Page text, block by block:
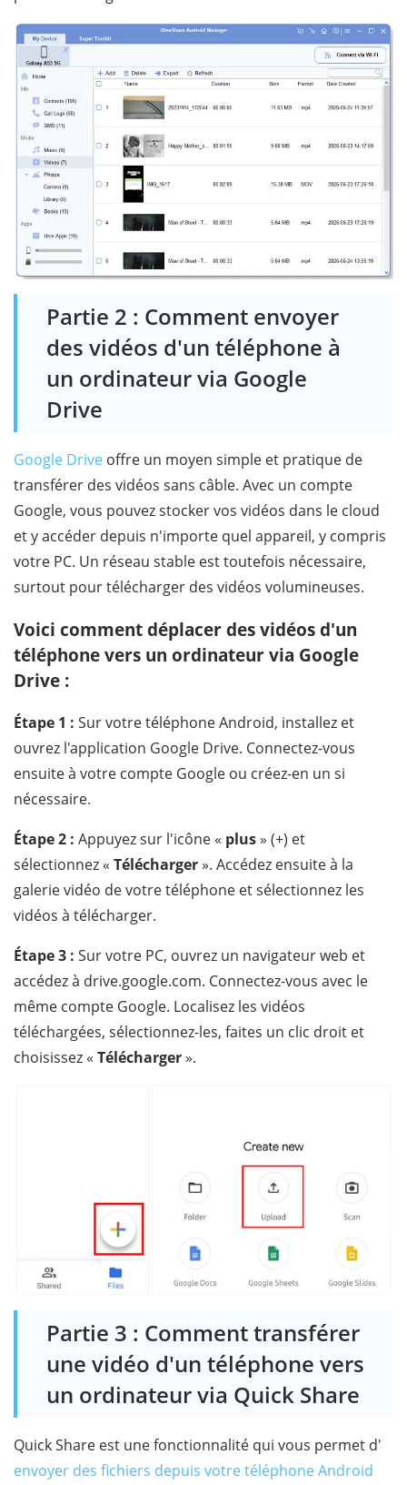
Partie 2 : Comment envoyer
des vidéos d'un téléphone à
un ordinateur via Google
Drive
Google Drive offre un moyen simple et pratique de
transférer des vidéos sans câble. Avec un compte
Google, vous pouvez stocker vos vidéos dans le cloud
et y accéder depuis n'importe quel appareil, y compris
votre PC. Un réseau stable est toutefois nécessaire,
surtout pour télécharger des vidéos volumineuses.
Voici comment déplacer des vidéos d'un
téléphone vers un ordinateur via Google
Drive :
Étape 1 : Sur votre téléphone Android, installez et
ouvrez l'application Google Drive. Connectez-vous
ensuite à votre compte Google ou créez-en un si
nécessaire.
Étape 2 : Appuyez sur l'icône « plus» (+) et
sélectionnez « Télécharger». Accédez ensuite à la
galerie vidéo de votre téléphone et sélectionnez les
vidéos à télécharger.
Étape 3 : Sur votre PC, ouvrez un navigateur web et
accédez à drive.google.com. Connectez-vous avec le
même compte Google. Localisez les vidéos
téléchargées, sélectionnez-les, faites un clic droit et
choisissez « Télécharger».
Partie 3 : Comment transférer
une vidéo d'un téléphone vers
un ordinateur via Quick Share
Quick Share est une fonctionnalité qui vous permet d'
envoyer des fichiers depuis votre téléphone Android